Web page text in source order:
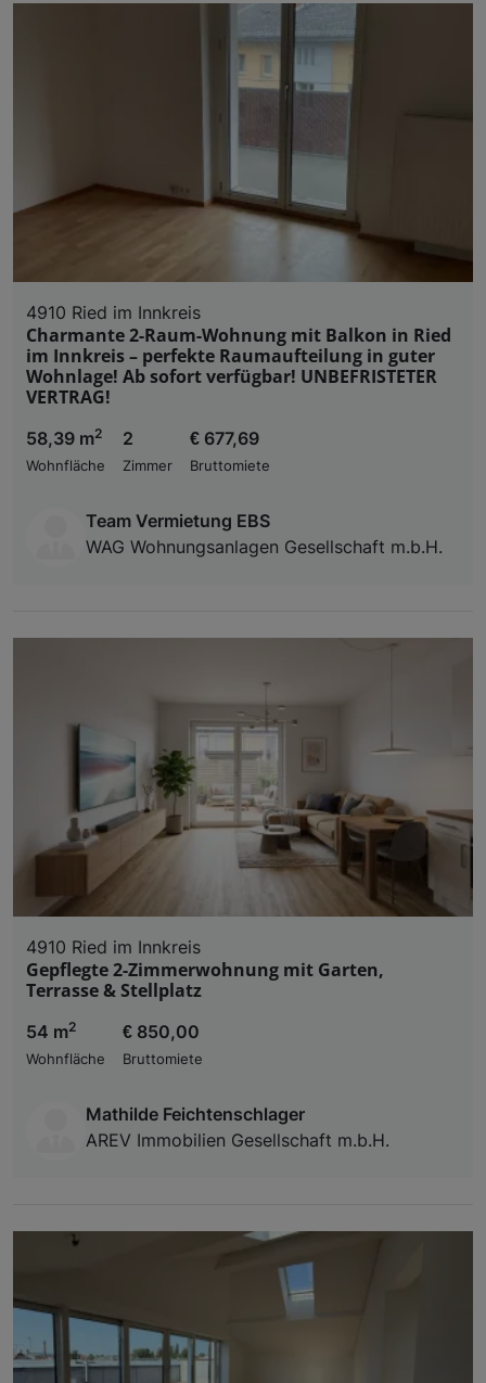
4910 Ried im Innkreis
Charmante 2-Raum-Wohnung mit Balkon in Ried
im Innkreis – perfekte Raumaufteilung in guter
Wohnlage! Ab sofort verfügbar! UNBEFRISTETER
VERTRAG!
58,39 m2
Wohnfläche
2
Zimmer
€ 677,69
Bruttomiete
Team Vermietung EBS
WAG Wohnungsanlagen Gesellschaft m.b.H.
4910 Ried im Innkreis
Gepflegte 2-Zimmerwohnung mit Garten,
Terrasse & Stellplatz
54 m2
Wohnfläche
€ 850,00
Bruttomiete
Mathilde Feichtenschlager
AREV Immobilien Gesellschaft m.b.H.